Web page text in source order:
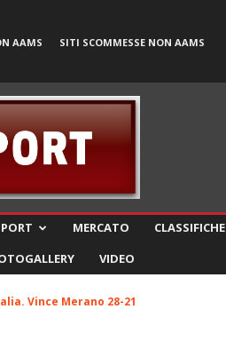
AAMS SITI SCOMMESSE NON AAMS
MERCATO
CLASSIFICHE
VIDEO
Vince Merano 28-21